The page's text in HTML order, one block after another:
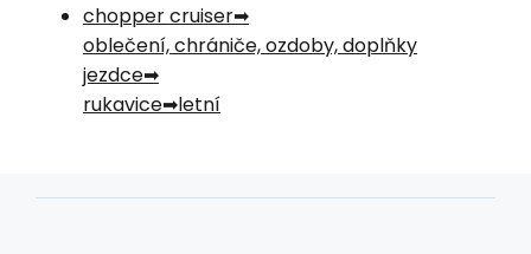
chopper cruiser
oblečení, chrániče, ozdoby, doplňky
jezdce
rukavice
letní